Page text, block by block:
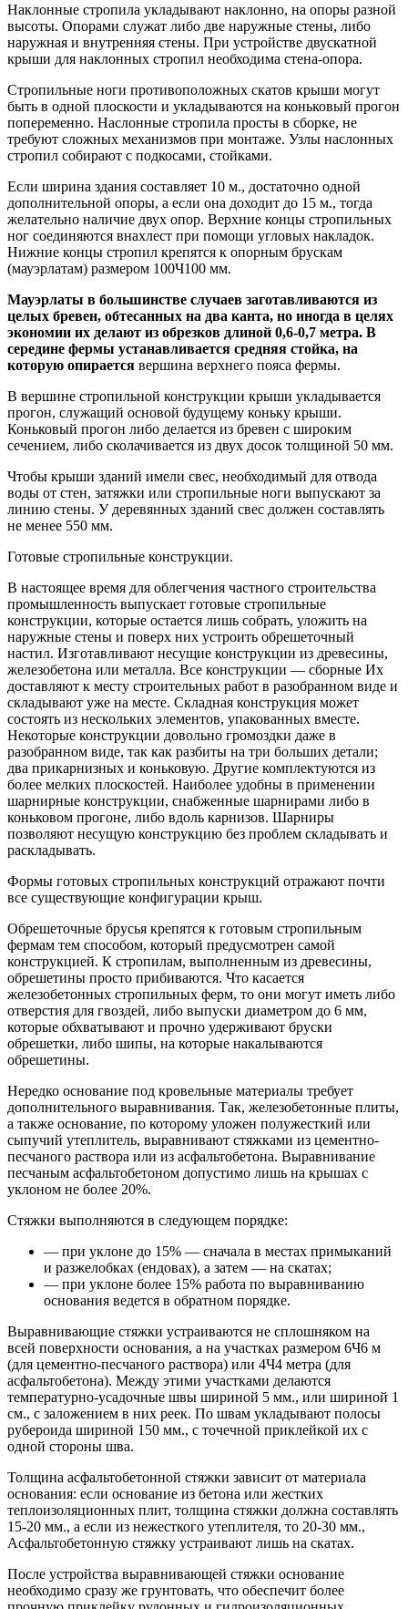
Наклонные стропила укладывают наклонно, на опоры разной
высоты. Опорами служат либо две наружные стены, либо
наружная и внутренняя стены. При устройстве двускатной
крыши для наклонных стропил необходима стена-опора.
Стропильные ноги противоположных скатов крыши могут
быть в одной плоскости и укладываются на коньковый прогон
попеременно. Наслонные стропила просты в сборке, не
требуют сложных механизмов при монтаже. Узлы наслонных
стропил собирают с подкосами, стойками.
Если ширина здания составляет 10 м., достаточно одной
дополнительной опоры, а если она доходит до 15 м., тогда
желательно наличие двух опор. Верхние концы стропильных
ног соединяются внахлест при помощи угловых накладок.
Нижние концы стропил крепятся к опорным брускам
(мауэрлатам) размером 100Ч100 мм.
Мауэрлаты в большинстве случаев заготавливаются из
целых бревен, обтесанных на два канта, но иногда в целях
экономии их делают из обрезков длиной 0,6-0,7 метра. В
середине фермы устанавливается средняя стойка, на
которую опирается вершина верхнего пояса фермы.
В вершине стропильной конструкции крыши укладывается
прогон, служащий основой будущему коньку крыши.
Коньковый прогон либо делается из бревен с широким
сечением, либо сколачивается из двух досок толщиной 50 мм.
Чтобы крыши зданий имели свес, необходимый для отвода
воды от стен, затяжки или стропильные ноги выпускают за
линию стены. У деревянных зданий свес должен составлять
не менее 550 мм.
Готовые стропильные конструкции.
В настоящее время для облегчения частного строительства
промышленность выпускает готовые стропильные
конструкции, которые остается лишь собрать, уложить на
наружные стены и поверх них устроить обрешеточный
настил. Изготавливают несущие конструкции из древесины,
железобетона или металла. Все конструкции — сборные Их
доставляют к месту строительных работ в разобранном виде и
складывают уже на месте. Складная конструкция может
состоять из нескольких элементов, упакованных вместе.
Некоторые конструкции довольно громоздки даже в
разобранном виде, так как разбиты на три больших детали;
два прикарнизных и коньковую. Другие комплектуются из
более мелких плоскостей. Наиболее удобны в применении
шарнирные конструкции, снабженные шарнирами либо в
коньковом прогоне, либо вдоль карнизов. Шарниры
позволяют несущую конструкцию без проблем складывать и
раскладывать.
Формы готовых стропильных конструкций отражают почти
все существующие конфигурации крыш.
Обрешеточные брусья крепятся к готовым стропильным
фермам тем способом, который предусмотрен самой
конструкцией. К стропилам, выполненным из древесины,
обрешетины просто прибиваются. Что касается
железобетонных стропильных ферм, то они могут иметь либо
отверстия для гвоздей, либо выпуски диаметром до 6 мм,
которые обхватывают и прочно удерживают бруски
обрешетки, либо шипы, на которые накалываются
обрешетины.
Нередко основание под кровельные материалы требует
дополнительного выравнивания. Так, железобетонные плиты,
а также основание, по которому уложен полужесткий или
сыпучий утеплитель, выравнивают стяжками из цементно-
песчаного раствора или из асфальтобетона. Выравнивание
песчаным асфальтобетоном допустимо лишь на крышах с
уклоном не более 20%.
Стяжки выполняются в следующем порядке:
— при уклоне до 15% — сначала в местах примыканий
и разжелобках (ендовах), а затем — на скатах;
— при уклоне более 15% работа по выравниванию
основания ведется в обратном порядке.
Выравнивающие стяжки устраиваются не сплошняком на
всей поверхности основания, а на участках размером 6Ч6 м
(для цементно-песчаного раствора) или 4Ч4 метра (для
асфальтобетона). Между этими участками делаются
температурно-усадочные швы шириной 5 мм., или шириной 1
см., с заложением в них реек. По швам укладывают полосы
рубероида шириной 150 мм., с точечной приклейкой их с
одной стороны шва.
Толщина асфальтобетонной стяжки зависит от материала
основания: если основание из бетона или жестких
теплоизоляционных плит, толщина стяжки должна составлять
15-20 мм., а если из нежесткого утеплителя, то 20-30 мм.,
Асфальтобетонную стяжку устраивают лишь на скатах.
После устройства выравнивающей стяжки основание
необходимо сразу же грунтовать, что обеспечит более